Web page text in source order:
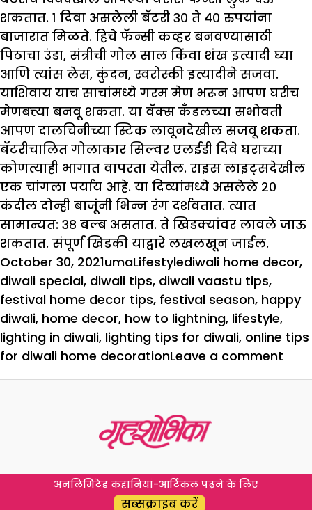
शकतात. १ दिवा असलेली बॅटरी ३० ते ४० रुपयांना
बाजारात मिळते. हिचे फॅन्सी कव्हर बनवण्यासाठी
पिठाचा उंडा, संत्रीची गोल साल किंवा शंख इत्यादी घ्या
आणि त्यांस लेस, कुंदन, स्वरोस्की इत्यादीने सजवा.
याशिवाय याच साचांमध्ये गरम मेण भरून आपण घरीच
मेणबत्त्या बनवू शकता. या वॅक्स कँडलच्या सभोवती
आपण दालचिनीच्या स्टिक लावूनदेखील सजवू शकता.
बॅटरीचालित गोलाकार सिल्वर एलईडी दिवे घराच्या
कोणत्याही भागात वापरता येतील. राइस लाइट्सदेखील
एक चांगला पर्याय आहे. या दिव्यांमध्ये असलेले २०
कंदील दोन्ही बाजूंनी भिन्न रंग दर्शवतात. त्यात
सामान्यत: ३८ बल्ब असतात. ते खिडक्यांवर लावले जाऊ
शकतात. संपूर्ण खिडकी याद्वारे लखलखून जाईल.
Posted
on
October 30, 2021Author
umaCategories
LifestyleTags
diwali home decor,
diwali special, diwali tips, diwali vaastu tips,
festival home decor tips, festival season, happy
diwali, home decor, how to lightning, lifestyle,
lighting in diwali, lighting tips for diwali, online tips
for diwali home decorationLeave a comment
अनलिमिटेड कहानियां-आर्टिकल पढ़ने के लिए
सब्सक्राइब करें